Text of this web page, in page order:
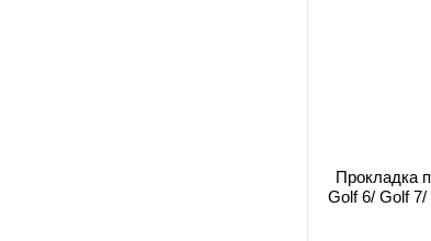
Прокладка
Golf 6/ Golf